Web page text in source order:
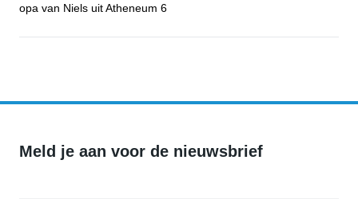
opa van Niels uit Atheneum 6
Meld je aan voor de nieuwsbrief